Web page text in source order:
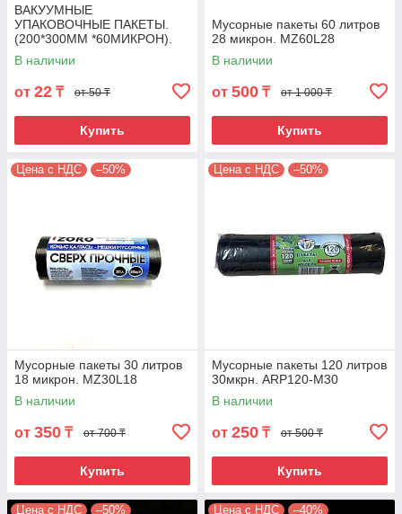
ВАКУУМНЫЕ
УПАКОВОЧНЫЕ ПАКЕТЫ.
(200*300ММ *60МИКРОН).
Артикул VP-2030M60
В наличии
от 22 ₸ от 50 ₸
Купить
Мусорные пакеты 60 литров
28 микрон. MZ60L28
В наличии
от 500 ₸ от 1 000 ₸
Купить
Цена с НДС –50%
Мусорные пакеты 30 литров
18 микрон. MZ30L18
В наличии
от 350 ₸ от 700 ₸
Купить
Цена с НДС –50%
Мусорные пакеты 120 литров
30мкрн. ARP120-M30
В наличии
от 250 ₸ от 500 ₸
Купить
Цена с НДС –50% Цена с НДС –40%